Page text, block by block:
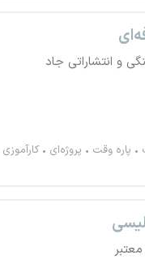
و انتشاراتی جاد
پاره وقت پروژه‌ای کارآموزی